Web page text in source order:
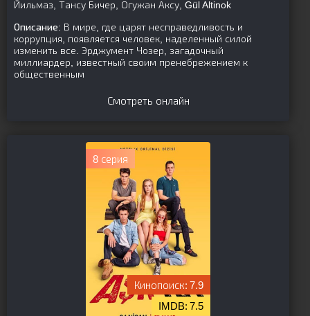
Йильмаз, Тансу Бичер, Огужан Аксу, Gül Altinok
Описание: В мире, где царят несправедливость и
коррупция, появляется человек, наделенный силой
изменить все. Эрджумент Чозер, загадочный
миллиардер, известный своим пренебрежением к
общественным
Смотреть онлайн
8 серия
7.9
7.5